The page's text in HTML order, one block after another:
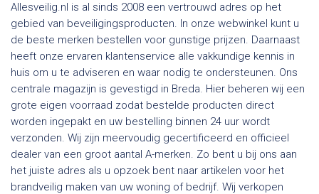
Allesveilig.nl is al sinds 2008 een vertrouwd adres op het
gebied van beveiligingsproducten. In onze webwinkel kunt u
de beste merken bestellen voor gunstige prijzen. Daarnaast
heeft onze ervaren klantenservice alle vakkundige kennis in
huis om u te adviseren en waar nodig te ondersteunen. Ons
centrale magazijn is gevestigd in Breda. Hier beheren wij een
grote eigen voorraad zodat bestelde producten direct
worden ingepakt en uw bestelling binnen 24 uur wordt
verzonden. Wij zijn meervoudig gecertificeerd en officieel
dealer van een groot aantal A-merken. Zo bent u bij ons aan
het juiste adres als u opzoek bent naar artikelen voor het
brandveilig maken van uw woning of bedrijf. Wij verkopen